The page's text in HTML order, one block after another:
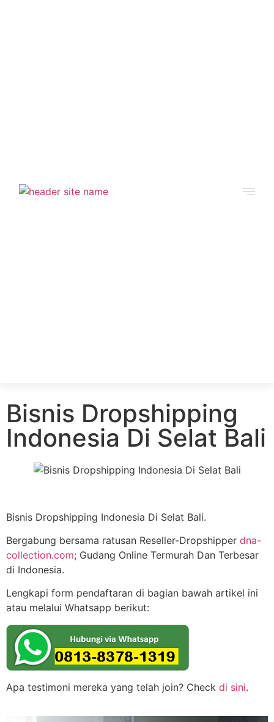
Bisnis Dropshipping
Indonesia Di Selat Bali
Bisnis Dropshipping Indonesia Di Selat Bali.
Bergabung bersama ratusan Reseller-Dropshipper dna-
collection.com; Gudang Online Termurah Dan Terbesar
di Indonesia.
Lengkapi form pendaftaran di bagian bawah artikel ini
atau melalui Whatsapp berikut:
Apa testimoni mereka yang telah join? Check di sini.